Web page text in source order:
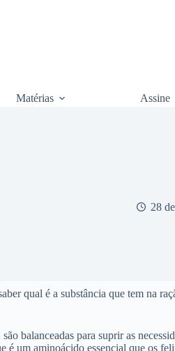
Matérias Assine
28
qual é a substância que tem na
balanceadas para suprir as
é um aminoácido essencial que os